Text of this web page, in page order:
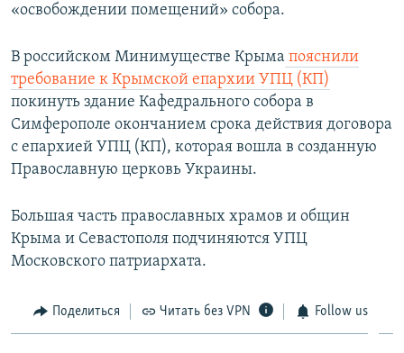
«освобождении помещений» собора.
В российском Минимуществе Крыма пояснили
требование к Крымской епархии УПЦ (КП)
покинуть здание Кафедрального собора в
Симферополе окончанием срока действия договора
с епархией УПЦ (КП), которая вошла в созданную
Православную церковь Украины.
Большая часть православных храмов и общин
Крыма и Севастополя подчиняются УПЦ
Московского патриархата.
Поделиться Читать без VPN Follow us